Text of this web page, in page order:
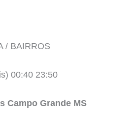
/ BAIRROS
00:40 23:50
Campo Grande MS